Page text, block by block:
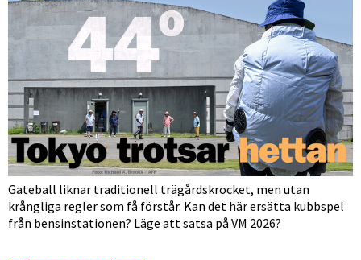
Gateball liknar traditionell trägårdskrocket, men utan
krångliga regler som få förstår. Kan det här ersätta kubbspel
från bensinstationen? Läge att satsa på VM 2026?